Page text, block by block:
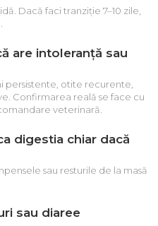
Dacă faci tranziție 7–10 zile,
are intoleranță sau
persistente, otite recurente,
Confirmarea reală se face cu
veterinară.
digestia chiar dacă
sau resturile de la masă
sau diaree